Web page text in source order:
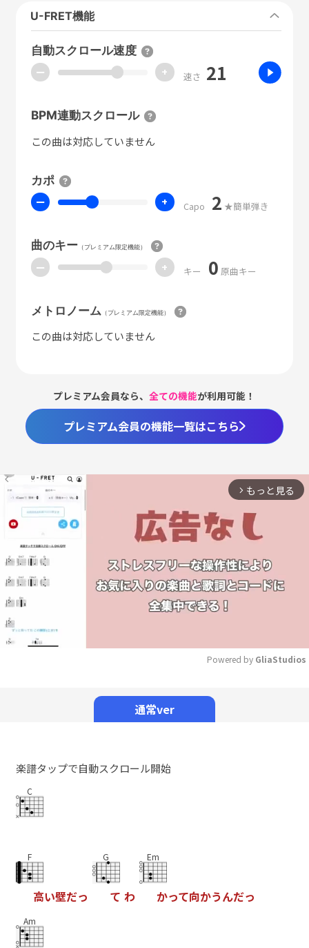
U-FRET機能
自動スクロール速度
ー + 速さ 21
BPM連動スクロール
この曲は対応していません
カポ
ー + Capo 2 ★簡単弾き
曲のキー（プレミアム限定機能）
ー + キー 0 原曲キー
メトロノーム （プレミアム限定機能）
この曲は対応していません
プレミアム会員なら、全ての機能が利用可能！
プレミアム会員の機能一覧はこちら
arrow_forward_ios もっと見る
Powered by GliaStudios
通常ver
楽譜タップで自動スクロール開始
C
F
高い壁だっ
G
て わ
Em
かって向かうんだっ
Am